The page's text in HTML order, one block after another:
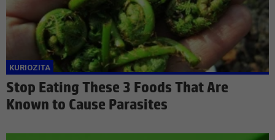
Stop Eating These 3 Foods That Are
Known to Cause Parasites